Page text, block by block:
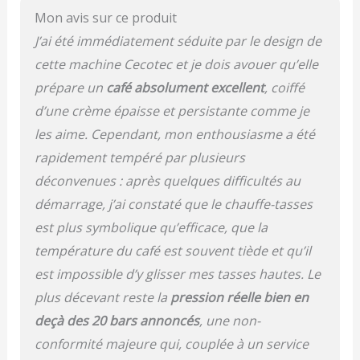
meilleur café, ainsi
qu'une pompe à haute
pression avec la
technologie Force Aroma
de 20 bars qui produit la
meilleure crème et le
maximum d'arôme.
Comprend un
vaporisateur orientable
avec protection qui
texturise le lait et vous
offre la meilleure
mousse. De plus, il émet
de l'eau chaude à la
température idéale pour
les infusions. Bras
portafiltres avec double
sortie et deux filtres
pour préparer jusqu'à
deux cafés
automatiquement.
Mon avis sur ce produit
J’ai été immédiatement séduite par le design de
cette machine Cecotec et je dois avouer qu’elle
prépare un café absolument excellent, coiffé
d’une crème épaisse et persistante comme je
les aime. Cependant, mon enthousiasme a été
rapidement tempéré par plusieurs
déconvenues : après quelques difficultés au
démarrage, j’ai constaté que le chauffe-tasses
est plus symbolique qu’efficace, que la
température du café est souvent tiède et qu’il
est impossible d’y glisser mes tasses hautes. Le
plus décevant reste la pression réelle bien en
deçà des 20 bars annoncés, une non-
conformité majeure qui, couplée à un service